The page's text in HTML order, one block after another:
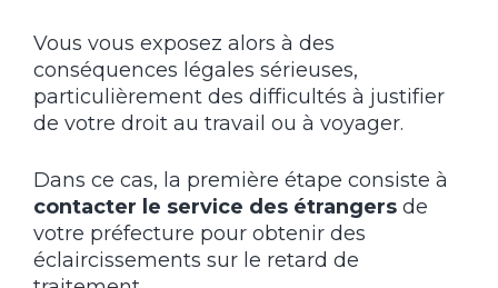
Vous vous exposez alors à des
conséquences légales sérieuses,
particulièrement des difficultés à justifier
de votre droit au travail ou à voyager.
Dans ce cas, la première étape consiste à
contacter le service des étrangers de
votre préfecture pour obtenir des
éclaircissements sur le retard de